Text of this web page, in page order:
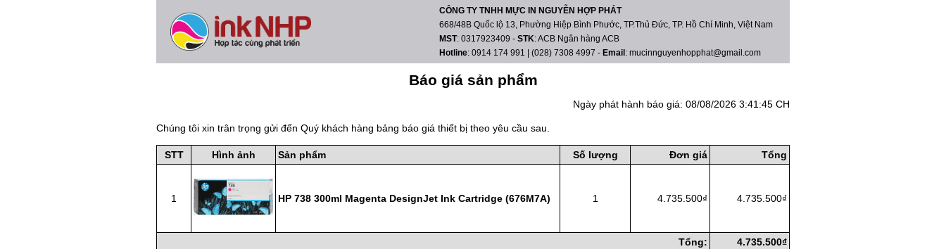
CÔNG TY TNHH MỰC IN NGUYỄN HỢP PHÁT
668/48B Quốc lộ 13, Phường Hiệp Bình Phước, TP.Thủ Đức, TP. Hồ Chí Minh, Việt Nam
MST: 0317923409 - STK: ACB Ngân hàng ACB
Hotline: 0914 174 991 | (028) 7308 4997 - Email : mucinnguyenhopphat@gmail.com
Báo giá sản phẩm
Ngày phát hành báo giá: 08/08/2026 3:41:45 CH
Chúng tôi xin trân trọng gửi đến Quý khách hàng bảng báo giá thiết bị theo yêu cầu sau.
STT Hình ảnh Sản phẩm Số lượng Đơn giá Tổng
1 HP 738 300ml Magenta DesignJet Ink Cartridge (676M7A) 1 4.735.500₫ 4.735.500₫
Tổng:
4.735.500₫